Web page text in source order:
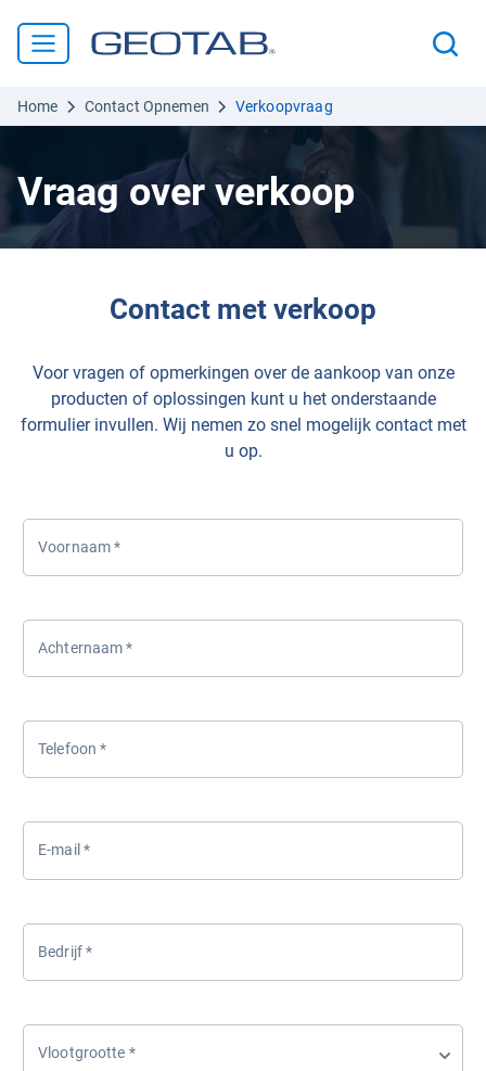
Home Contact Opnemen Verkoopvraag
Vraag over verkoop
Contact met verkoop
Voor vragen of opmerkingen over de aankoop van onze
producten of oplossingen kunt u het onderstaande
formulier invullen. Wij nemen zo snel mogelijk contact met
u op.
Voornaam *
Achternaam *
Telefoon *
E-mail *
Bedrijf*
Vlootgrootte *